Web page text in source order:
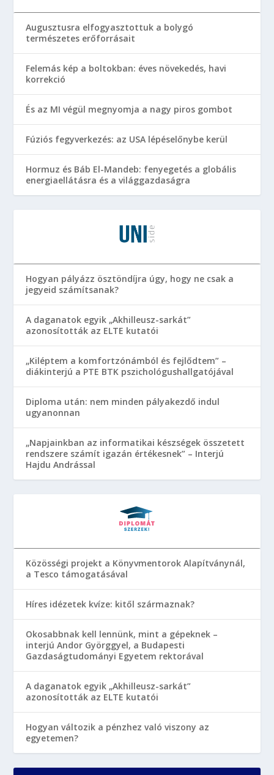
Augusztusra elfogyasztottuk a bolygó
természetes erőforrásait
Felemás kép a boltokban: éves növekedés, havi
korrekció
És az MI végül megnyomja a nagy piros gombot
Fúziós fegyverkezés: az USA lépéselőnybe kerül
Hormuz és Báb El-Mandeb: fenyegetés a globális
energiaellátásra és a világgazdaságra
Hogyan pályázz ösztöndíjra úgy, hogy ne csak a
jegyeid számítsanak?
A daganatok egyik „Akhilleusz-sarkát”
azonosították az ELTE kutatói
„Kiléptem a komfortzónámból és fejlődtem” –
diákinterjú a PTE BTK pszichológushallgatójával
Diploma után: nem minden pályakezdő indul
ugyanonnan
„Napjainkban az informatikai készségek összetett
rendszere számít igazán értékesnek” – Interjú
Hajdu Andrással
Közösségi projekt a Könyvmentorok Alapítványnál,
a Tesco támogatásával
Híres idézetek kvíze: kitől származnak?
Okosabbnak kell lennünk, mint a gépeknek –
interjú Andor Györggyel, a Budapesti
Gazdaságtudományi Egyetem rektorával
A daganatok egyik „Akhilleusz-sarkát”
azonosították az ELTE kutatói
Hogyan változik a pénzhez való viszony az
egyetemen?